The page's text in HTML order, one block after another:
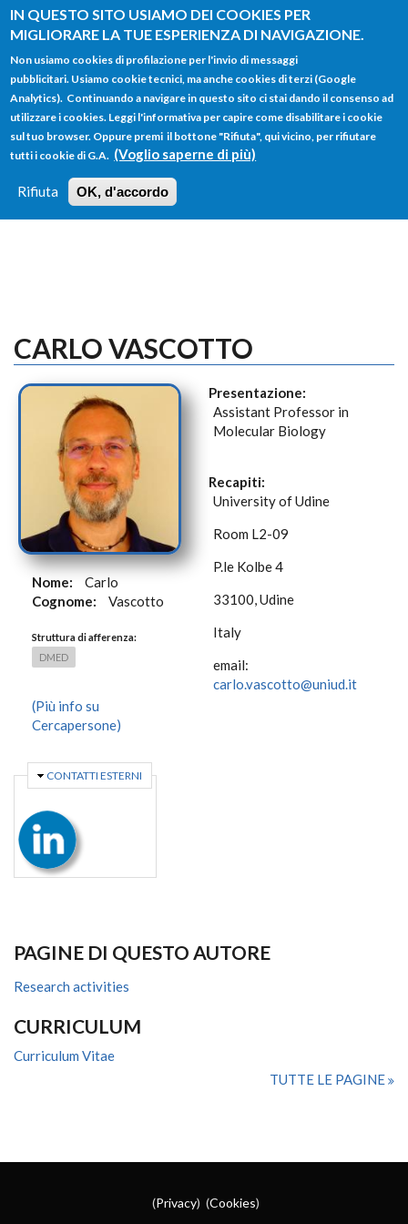
IN QUESTO SITO USIAMO DEI COOKIES PER
MIGLIORARE LA TUE ESPERIENZA DI NAVIGAZIONE.
Non usiamo cookies di profilazione per l'invio di messaggi
pubblicitari. Usiamo cookie tecnici, ma anche cookies di terzi (Google
Analytics). Continuando a navigare in questo sito ci stai dando il consenso ad
utilizzare i cookies. Leggi l'informativa per capire come disabilitare i cookie
sul tuo browser. Oppure premi il bottone "Rifiuta", qui vicino, per rifiutare
tutti i cookie di G.A. (Voglio saperne di più)
Rifiuta OK, d'accordo
Salta al contenuto principale
FORM
DI
RICERCA
Main menu
HOME TUTTI I PROFILI
LOGIN
CARLO VASCOTTO
Nome:
Carlo
Cognome:
Vascotto
Struttura di afferenza:
DMED
(Più info su
Cercapersone)
Presentazione:
Assistant Professor in
Molecular Biology
Recapiti:
University of Udine
Room L2-09
P.le Kolbe 4
33100, Udine
Italy
email:
carlo.vascotto@uniud.it
NASCONDI
CONTATTI ESTERNI
PAGINE DI QUESTO AUTORE
Research activities
CURRICULUM
Curriculum Vitae
TUTTE LE PAGINE
(Privacy) (Cookies)